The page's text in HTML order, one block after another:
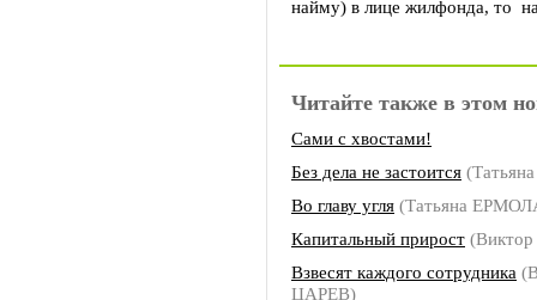
найму) в лице жилфонда, то
Читайте также в этом
Сами с хвостами!
Без дела не застоится
Во главу угля (Татьяна
Капитальный прирост
Взвесят каждого сотрудника
ЦАРЕВ)